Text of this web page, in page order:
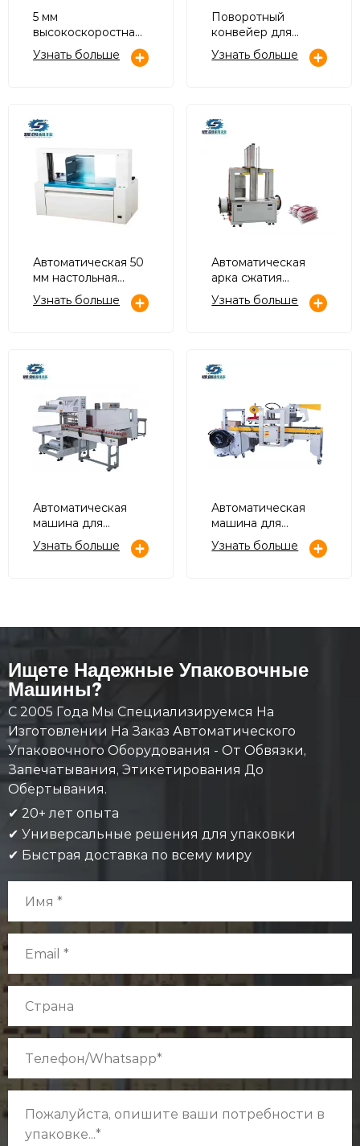
5 мм
высокоскоростная
автоматическая
машина для
Узнать больше
Поворотный
конвейер для
паллет с приводом
на 90 градусов
Узнать больше
Автоматическая 50
мм настольная
машина для
обвязки бумаги/
Узнать больше
Автоматическая
арка сжатия
верхнего давления
обвязочная
Узнать больше
Автоматическая
машина для
упаковки
картонного лотка в
Узнать больше
Автоматическая
машина для
обвязки и
запечатывания
Узнать больше
Ищете Надежные Упаковочные
Машины?
С 2005 Года Мы Специализируемся На
Изготовлении На Заказ Автоматического
Упаковочного Оборудования - От Обвязки,
Запечатывания, Этикетирования До
Обертывания.
✔ 20+ лет опыта
✔ Универсальные решения для упаковки
✔ Быстрая доставка по всему миру